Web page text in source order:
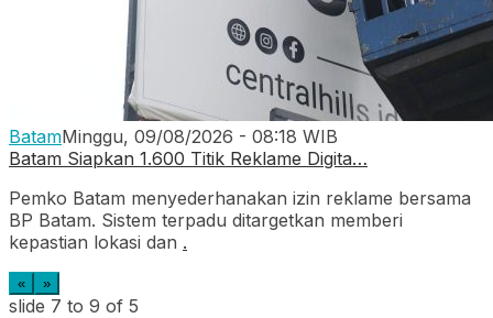
BatamMinggu, 09/08/2026 - 08:18 WIB
Batam Siapkan 1.600 Titik Reklame Digita…
Pemko Batam menyederhanakan izin reklame bersama
BP Batam. Sistem terpadu ditargetkan memberi
kepastian lokasi dan .
« »
slide 7 to 9 of 5